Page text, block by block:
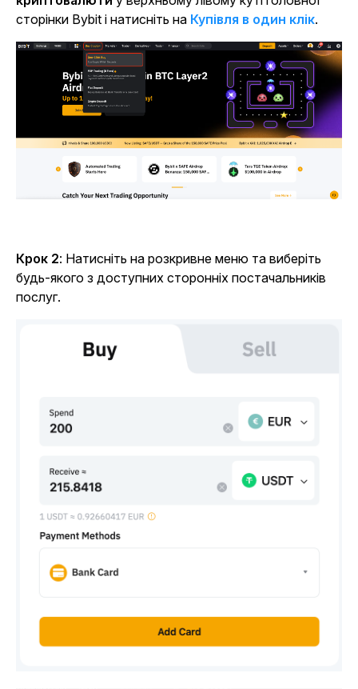
сторінки Bybit і натисніть на Купівля в один клік.
Крок 2: Натисніть на розкривне меню та виберіть
будь-якого з доступних сторонніх постачальників
послуг.